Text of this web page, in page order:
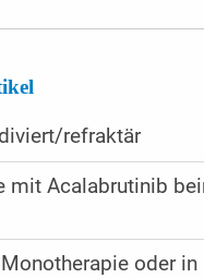
refraktär
mit Acalabrutinib
Monotherapie oder